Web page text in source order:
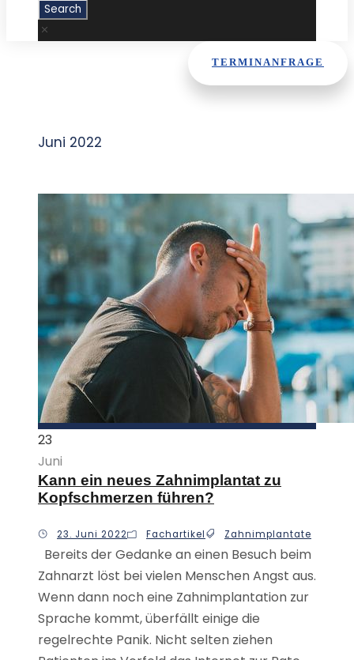
TERMINANFRAGE
Juni 2022
23
Juni
Kann ein neues Zahnimplantat zu
Kopfschmerzen führen?
23. Juni 2022 Fachartikel Zahnimplantate
Bereits der Gedanke an einen Besuch beim
Zahnarzt löst bei vielen Menschen Angst aus.
Wenn dann noch eine Zahnimplantation zur
Sprache kommt, überfällt einige die
regelrechte Panik. Nicht selten ziehen